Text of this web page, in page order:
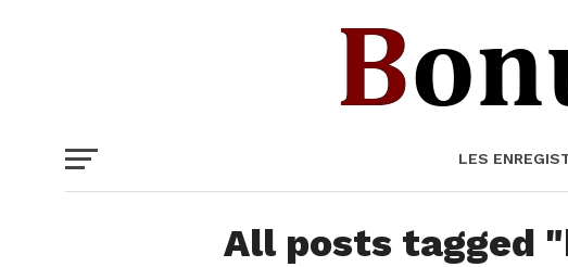
LES
All posts tagged